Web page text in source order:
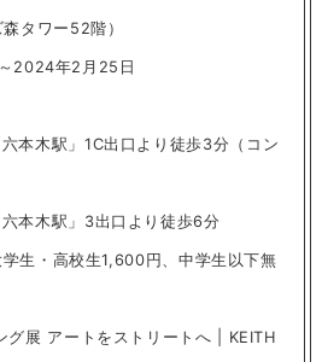
タワー52階）
2024年2月25日
本木駅」1C出口より徒歩3分（コン
本木駅」3出口より徒歩6分
生・高校生1,600円、中学生以下無
グ展 アートをストリートへ | KEITH